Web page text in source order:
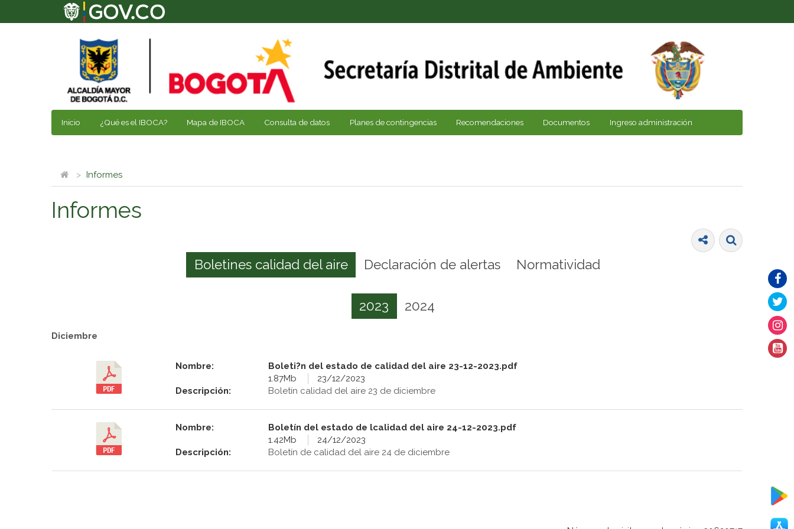
Inicio ¿Qué es el IBOCA? Mapa de IBOCA Consulta de datos Planes de contingencias Recomendaciones Documentos Ingreso administración
Informes
Informes
Boletines calidad del aire Declaración de alertas Normatividad
2023 2024
Diciembre
Nombre:
Boleti?n del estado de calidad del aire 23-12-2023.pdf
1.87Mb
23/12/2023
Descripción:
Boletín calidad del aire 23 de diciembre
Nombre:
Boletín del estado de lcalidad del aire 24-12-2023.pdf
1.42Mb
24/12/2023
Descripción:
Boletín de calidad del aire 24 de diciembre